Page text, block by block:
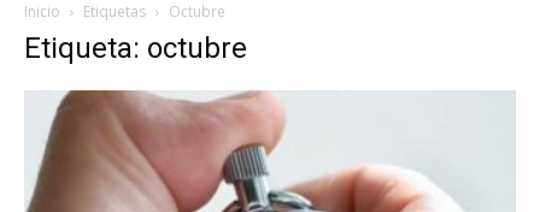
Inicio Etiquetas Octubre
Etiqueta: octubre